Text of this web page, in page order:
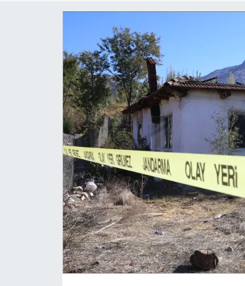
MAGAZİN
SAĞLIK
SİYASET
TARIM
TURİZM
YAŞAM
RESMİ İLANLAR